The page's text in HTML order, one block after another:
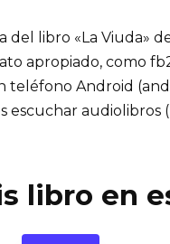
libro «La Viuda»
apropiado, como
Android
escuchar audiolibros
libro en